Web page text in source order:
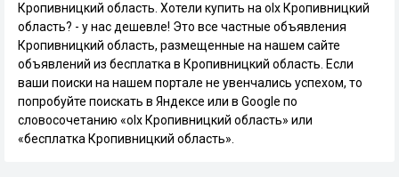
Кропивницкий область. Хотели купить на olx Кропивницкий
область? - у нас дешевле! Это все частные объявления
Кропивницкий область, размещенные на нашем сайте
объявлений из бесплатка в Кропивницкий область. Если
ваши поиски на нашем портале не увенчались успехом, то
попробуйте поискать в Яндексе или в Google по
словосочетанию «olx Кропивницкий область» или
«бесплатка Кропивницкий область».